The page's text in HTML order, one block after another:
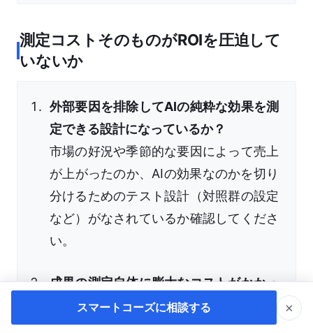
測定コストそのものがROIを圧迫して
いないか
外部要因を排除してAIの純粋な効果を測
定できる設計になっているか？
市場の好況や季節的な要因によって売上
が上がったのか、AIの効果なのかを切り
分けるためのテスト設計（対照群の設定
など）がなされているか確認してくださ
い。
成果の測定自体に膨大なコストがかかっ
ていないか？
KPIを細密に設定しすぎた結果、そのデ
スマートコーズに相談する ×